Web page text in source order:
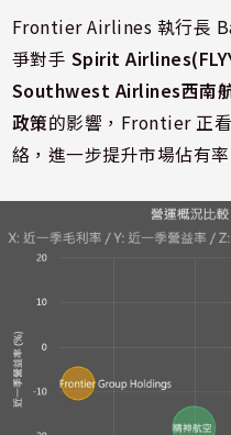
Frontier Airlines 執行長
爭對手 Spirit
Southwest Airlines西南
政策的影響，Frontier 正
絡，進一步提升市場佔有率